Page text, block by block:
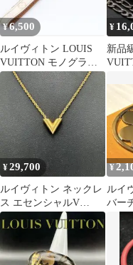
¥6,500
ルイヴィトン LOUIS
VUITTON モノグラム
マルチカラー ストラッ
¥
新品
¥29,700
ルイヴィトン ネックレ
ス エセンシャルV
M61083 エッセンシャ
ル ゴールド
¥
ルイ
バー